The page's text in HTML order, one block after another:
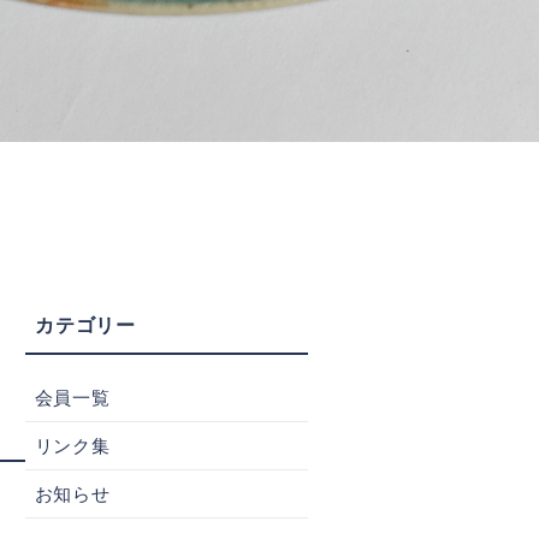
会員一覧
リンク集
お知らせ